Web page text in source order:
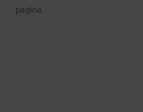
pagina.